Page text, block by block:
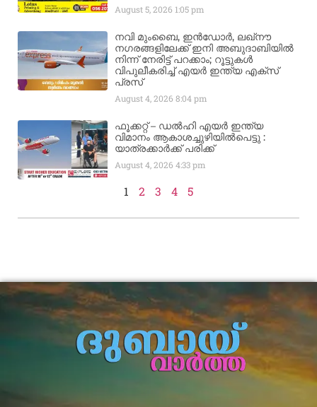
August 5, 2026 1:05 pm
നവി മുംബൈ, ഇൻഡോർ, ലഖ്നൗ
നഗരങ്ങളിലേക്ക് ഇനി അബുദാബിയിൽ
നിന്ന് നേരിട്ട് പറക്കാം; റൂട്ടുകൾ
വിപുലീകരിച്ച് എയർ ഇന്ത്യ എക്സ്
പ്രസ്
August 4, 20268:04 pm
ഫൂക്കറ്റ് – ഡൽഹി എയര്‍ ഇന്ത്യ
വിമാനം ആകാശച്ചുഴിയില്‍പെട്ടു :
യാത്രക്കാര്‍ക്ക് പരിക്ക്
August 4, 20264:33 pm
1 2 3 4 5